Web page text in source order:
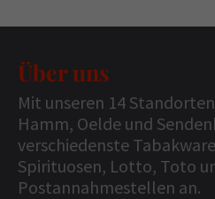
Über uns
Mit unseren 14
Hamm, Oelde und
verschiedenste
Spirituosen, Lotto, Toto
Postannahmestellen an.